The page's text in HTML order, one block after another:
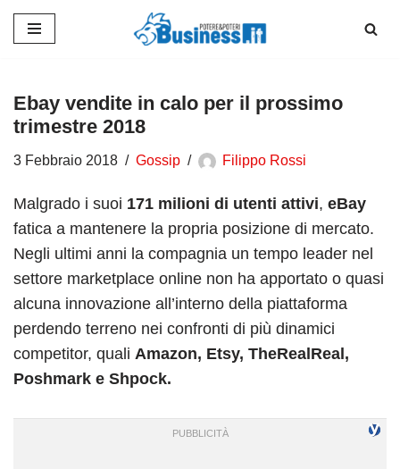
contenuto
Ebay vendite in calo per il prossimo
trimestre 2018
3 Febbraio 2018 Gossip Filippo Rossi
Malgrado i suoi 171 milioni di utenti attivi, eBay
fatica a mantenere la propria posizione di mercato.
Negli ultimi anni la compagnia un tempo leader nel
settore marketplace online non ha apportato o quasi
alcuna innovazione all’interno della piattaforma
perdendo terreno nei confronti di più dinamici
competitor, quali Amazon, Etsy, TheRealReal,
Poshmark e Shpock.